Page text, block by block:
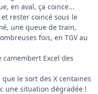
en aval, ça coince...
rester coincé sous le
une queue de train,
fois, en TGV au
Excel des
le sort des X centaines
une situation dégradée !